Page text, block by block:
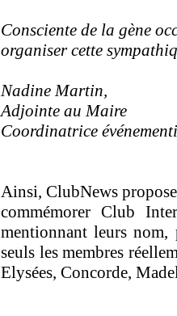
Consciente de la gène
organiser cette
Nadine Martin,
Adjointe au Maire
Coordinatrice
Ainsi, ClubNews
commémorer Club
mentionnant leurs nom,
seuls les membres
Elysées, Concorde,